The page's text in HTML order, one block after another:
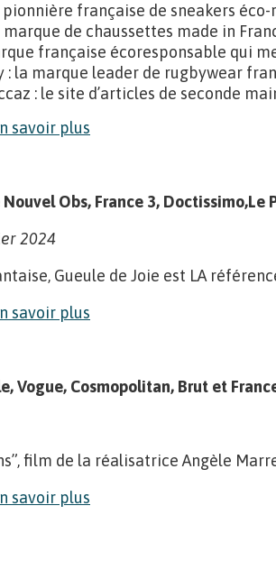
française de sneakers éco-
marque de chaussettes made in
française écoresponsable qui
: la marque leader de rugbywear
: le site d’articles de seconde
savoir plus
Obs, France 3, Doctissimo,Le
2024
Gueule de Joie est LA
savoir plus
Vogue, Cosmopolitan, Brut et
film de la réalisatrice Angèle
savoir plus